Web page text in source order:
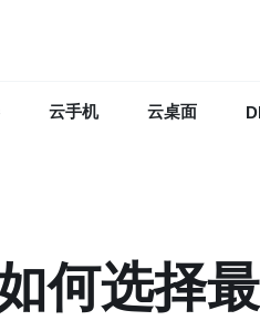
云手机 云桌面
何选择